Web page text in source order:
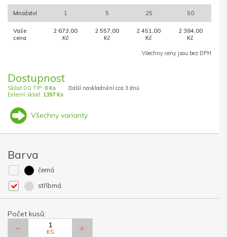
Množství 1 5 25 50
Vaše
cena
2 673,00
Kč
2 557,00
Kč
2 451,00
Kč
2 384,00
Kč
Všechny ceny jsou bez DPH
Dostupnost
Sklad DG TIP: 0 Ks
Externí sklad: 1397 Ks
Další naskladnění cca 3 dnů
Všechny varianty
Barva
černá
stříbrná
Počet kusů:
KS